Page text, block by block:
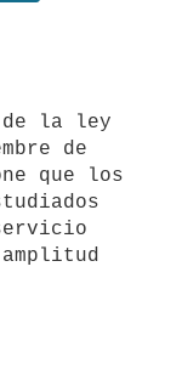
de
que los